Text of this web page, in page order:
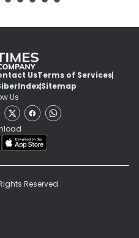
UsTerms of Services
IndexSitemap
Us
Reserved.